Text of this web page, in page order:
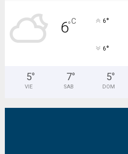
6°C 6°
6°
5°
VIE
7°
SAB
5°
DOM